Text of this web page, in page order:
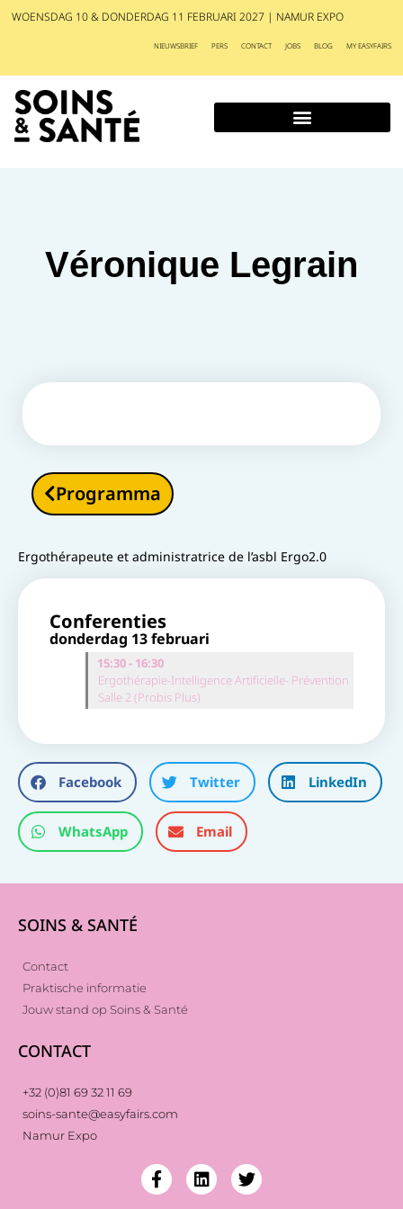
WOENSDAG 10 & DONDERDAG 11 FEBRUARI 2027 | NAMUR EXPO
NIEUWSBRIEF PERS CONTACT JOBS BLOG MY EASYFAIRS
Véronique Legrain
Programma
Ergothérapeute et administratrice de l’asbl Ergo2.0
Conferenties
donderdag 13 februari
15:30 - 16:30
Ergothérapie-Intelligence Artificielle- Prévention
Salle 2 (Probis Plus)
Facebook Twitter LinkedIn
WhatsApp Email
SOINS & SANTÉ
Contact
Praktische informatie
Jouw stand op Soins & Santé
CONTACT
+32 (0)81 69 32 11 69
soins-sante@easyfairs.com
Namur Expo